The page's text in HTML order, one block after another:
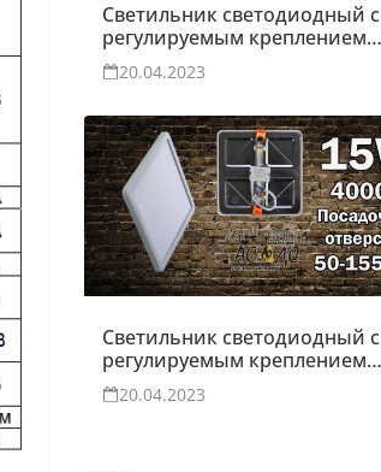
Светильник светодиодный с
регулируемым креплением
Moon 10W
20.04.2023
Светильник светодиодный с
регулируемым креплением
15W20.04.2023